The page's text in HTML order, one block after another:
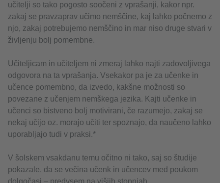
učitelji so tako pogosto soočeni z vprašanji, kakor npr.
zakaj se pravzaprav učimo nemščine, kaj lahko počnemo z
njo, zakaj potrebujemo nemščino in mar niso druge stvari v
življenju bolj pomembne.
Učiteljicam in učiteljem ni zmeraj lahko najti zadovoljivega
odgovora na ta vprašanja. Vsekakor pa je za učenke in
učence pomembno, da izvedo, kakšne možnosti so
povezane z učenjem nemškega jezika. Kajti učenke in
učenci so bistveno bolj motivirani, če razumejo, zakaj se
nekaj učijo oz. morajo učiti ter spoznajo, da naučeno lahko
uporabljajo tudi v praksi.*
V šolskem vsakdanu temu očitno ni tako, saj so študije
pokazale, da se večina učenk in učencev med poukom